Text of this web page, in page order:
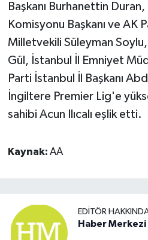
Başkanı Burhanettin
Komisyonu Başkanı ve AK
Milletvekili Süleyman
Gül, İstanbul İl Emniyet
Parti İstanbul İl Başkanı
İngiltere Premier Lig'e
sahibi Acun Ilıcalı eşlik etti.
Kaynak: AA
EDITÖR
Haber Merkezi